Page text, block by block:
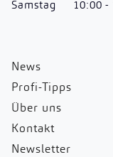
Samstag
10:00 -
News
Profi-Tipps
Über uns
Kontakt
Newsletter